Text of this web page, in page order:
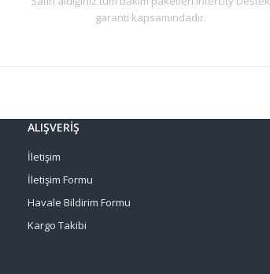
garanti kapsamındadır.
ALIŞVERİŞ
İletişim
İletişim Formu
Havale Bildirim Formu
Kargo Takibi